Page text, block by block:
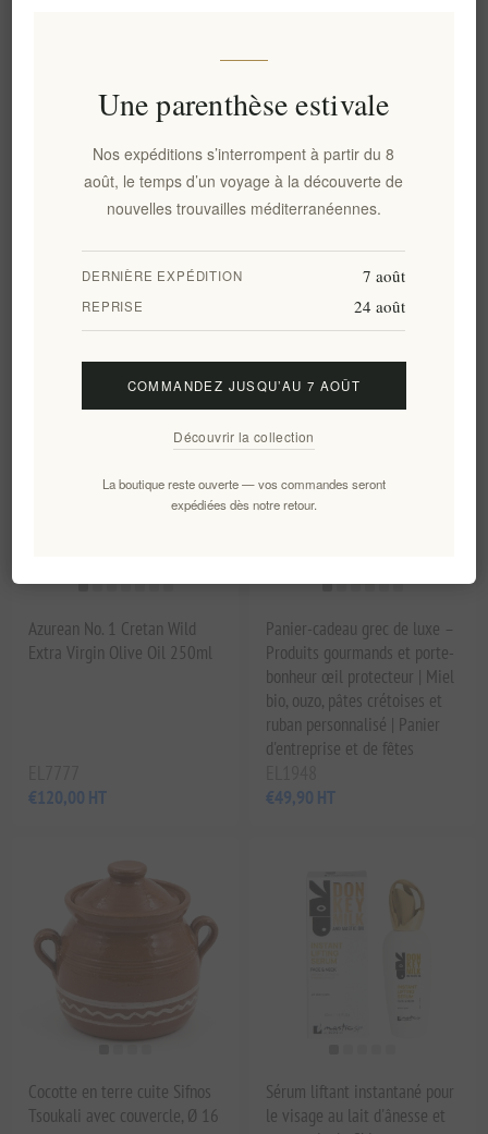
Maggiri Hylopites au chardon-
Marie - Nouilles plates
traditionnelles crétoises, 200
en fibres aux herbes sauvages
crétoises
€11,20 HTsoit €56,00 le 1 kg(s)
Coffret cadeau d'essentiels
pour salade grecque
elenianna — Filos l'âne
€54,90 HT
Azurean No. 1 Cretan Wild
Extra Virgin Olive Oil 250ml
€120,00 HT
Panier-cadeau grec de luxe –
Produits gourmands et porte-
bonheur œil protecteur | Miel
bio, ouzo, pâtes crétoises et
ruban personnalisé | Panier
d'entreprise et de fêtes
€49,90 HT
Cocotte en terre cuite Sifnos
Tsoukali avec couvercle, Ø 16
Sérum liftant instantané pour
le visage au lait d'ânesse et
Une parenthèse estivale
Nos expéditions s’interrompent à partir du 8
août, le temps d’un voyage à la découverte de
nouvelles trouvailles méditerranéennes.
DERNIÈRE EXPÉDITION 7 août
REPRISE 24 août
COMMANDEZ JUSQU’AU 7 AOÛT
Découvrir la collection
La boutique reste ouverte — vos commandes seront
expédiées dès notre retour.